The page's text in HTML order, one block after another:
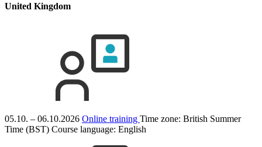
United Kingdom
05.10. – 06.10.2026 Online training Time zone: British Summer
Time (BST) Course language: English